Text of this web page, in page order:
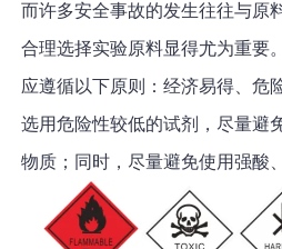
而许多安全事故的发生往往与原
合理选择实验原料显得尤为重要
应遵循以下原则：经济易得、危
选用危险性较低的试剂，尽量避
物质；同时，尽量避免使用强酸